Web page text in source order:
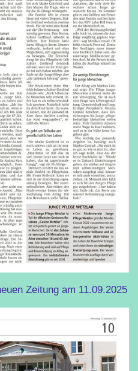
Zeitung am 11.09.2025